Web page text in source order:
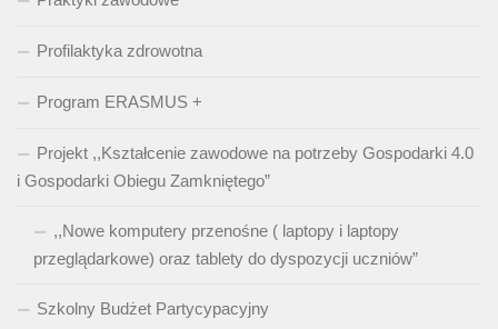
Profilaktyka zdrowotna
Program ERASMUS +
Projekt ,,Kształcenie zawodowe na potrzeby Gospodarki 4.0
i Gospodarki Obiegu Zamkniętego”
,,Nowe komputery przenośne ( laptopy i laptopy
przeglądarkowe) oraz tablety do dyspozycji uczniów”
Szkolny Budżet Partycypacyjny